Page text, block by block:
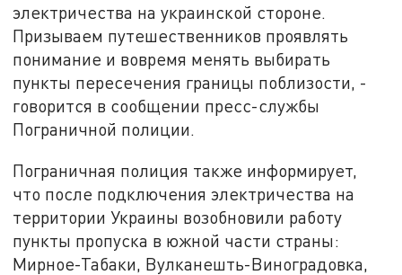
электричества на украинской стороне.
Призываем путешественников проявлять
понимание и вовремя менять выбирать
пункты пересечения границы поблизости, -
говорится в сообщении пресс-службы
Пограничной полиции.
Пограничная полиция также информирует,
что после подключения электричества на
территории Украины возобновили работу
пункты пропуска в южной части страны:
Мирное-Табаки, Вулканешть-Виноградовка,